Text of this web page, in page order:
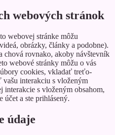
webových stránok
webovej stránke môžu
obrázky, články a podobne).
chová rovnako, akoby návštevník
webové stránky môžu o vás
cookies, vkladať treťo-
vašu interakciu s vloženým
interakcie s vloženým obsahom,
účet a ste prihlásený.
údaje